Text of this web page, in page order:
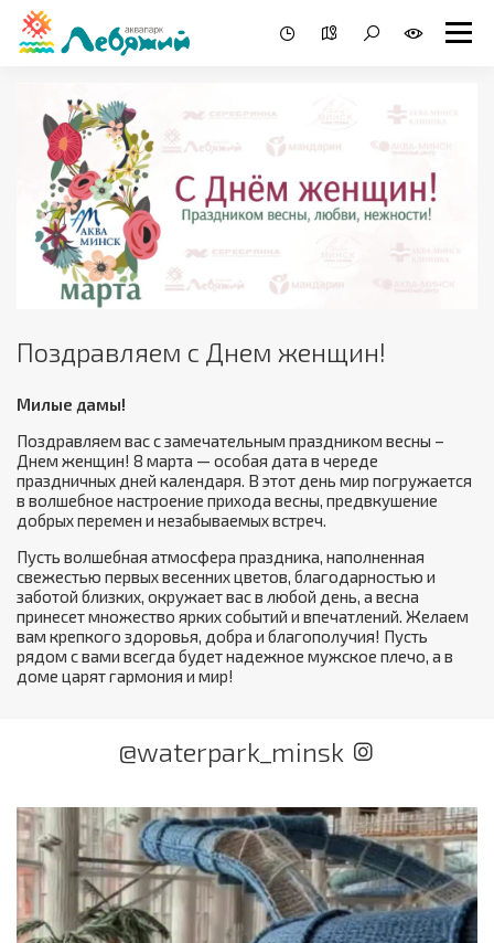
Поздравляем с Днем женщин!
Милые дамы!
Поздравляем вас с замечательным праздником весны –
Днем женщин! 8 марта — особая дата в череде
праздничных дней календаря. В этот день мир погружается
в волшебное настроение прихода весны, предвкушение
добрых перемен и незабываемых встреч.
Пусть волшебная атмосфера праздника, наполненная
свежестью первых весенних цветов, благодарностью и
заботой близких, окружает вас в любой день, а весна
принесет множество ярких событий и впечатлений. Желаем
вам крепкого здоровья, добра и благополучия! Пусть
рядом с вами всегда будет надежное мужское плечо, а в
доме царят гармония и мир!
@waterpark_minsk